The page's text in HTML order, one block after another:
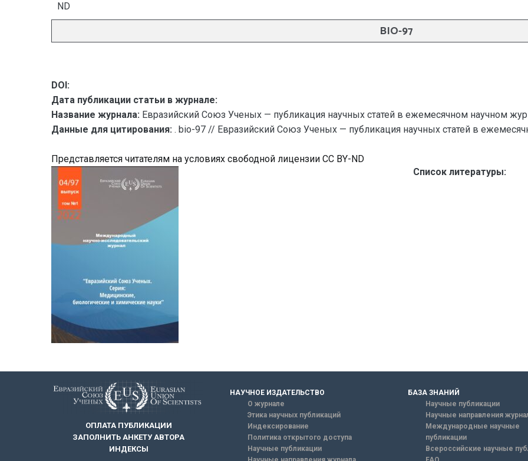
ND
BIO-97
DOI:
Дата публикации статьи в журнале:
Название журнала: Евразийский Союз Ученых — публикация научных статей в ежемесячном научном
Данные для цитирования: . bio-97 // Евразийский Союз Ученых — публикация научных статей в
Представляется читателям на условиях свободной лицензии CC BY-ND
Список литературы:
ОПЛАТА ПУБЛИКАЦИИ
ЗАПОЛНИТЬ АНКЕТУ АВТОРА
ИНДЕКСЫ
НАУЧНОЕ ИЗДАТЕЛЬСТВО
О журнале
Этика научных публикаций
Индексирование
Политика открытого доступа
Научные публикации
БАЗА ЗНАНИЙ
Научные публикации
Научные направления
Международные научные
публикации
Всероссийские научные